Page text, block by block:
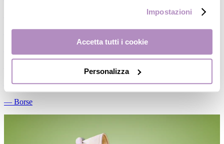
Impostazioni
Accetta tutti i cookie
Personalizza
―Marsupi
― Borse